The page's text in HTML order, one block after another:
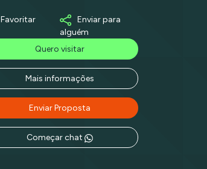
Favoritar
Enviar para
alguém
Quero visitar
Mais informações
Enviar Proposta
Começar chat